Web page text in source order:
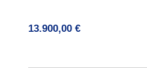
13.900,00 €